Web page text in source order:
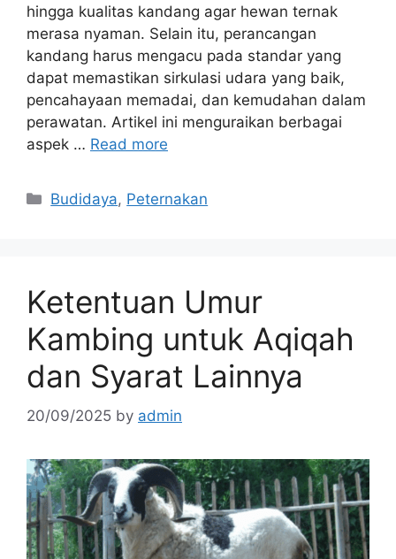
hingga kualitas kandang agar hewan ternak
merasa nyaman. Selain itu, perancangan
kandang harus mengacu pada standar yang
dapat memastikan sirkulasi udara yang baik,
pencahayaan memadai, dan kemudahan dalam
perawatan. Artikel ini menguraikan berbagai
aspek … Read more
Categories
Budidaya, Peternakan
Ketentuan Umur
Kambing untuk Aqiqah
dan Syarat Lainnya
20/09/2025 by admin